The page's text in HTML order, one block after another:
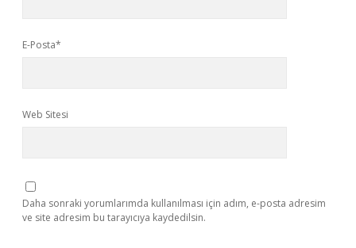
E-Posta*
Web Sitesi
Daha sonraki yorumlarımda kullanılması için adım, e-posta adresim
ve site adresim bu tarayıcıya kaydedilsin.